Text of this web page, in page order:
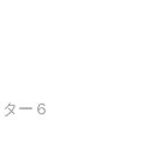
ー６